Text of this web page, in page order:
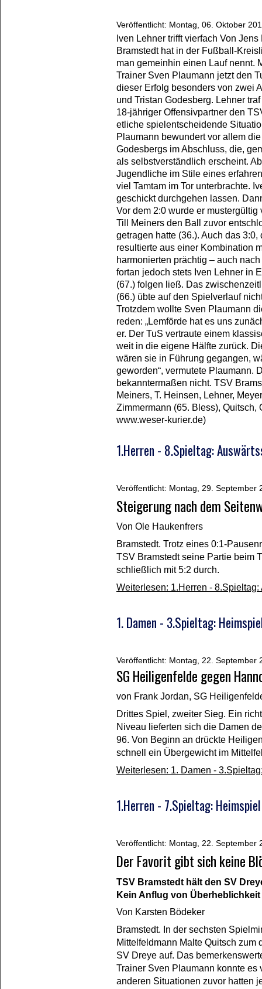
Veröffentlicht: Montag, 06. Oktober
Iven Lehner trifft vierfach Von
Bramstedt hat in der Fußball-
man gemeinhin einen Lauf nennt.
Trainer Sven Plaumann jetzt den
dieser Erfolg besonders von zwei
und Tristan Godesberg. Lehner
18-jähriger Offensivpartner den
etliche spielentscheidende
Plaumann bewundert vor allem
Godesbergs im Abschluss, die,
als selbstverständlich erscheint.
Jugendliche im Stile eines
viel Tamtam im Tor unterbrachte.
geschickt durchgehen lassen.
Vor dem 2:0 wurde er
Till Meiners den Ball zuvor
getragen hatte (36.). Auch das
resultierte aus einer Kombination
harmonierten prächtig – auch
fortan jedoch stets Iven Lehner in
(67.) folgen ließ. Das
(66.) übte auf den Spielverlauf
Trotzdem wollte Sven Plaumann
reden: „Lemförde hat es uns
er. Der TuS vertraute einem
weit in die eigene Hälfte zurück.
wären sie in Führung gegangen,
geworden“, vermutete Plaumann.
bekanntermaßen nicht. TSV
Meiners, T. Heinsen, Lehner,
Zimmermann (65. Bless), Quitsch,
www.weser-kurier.de)
1.Herren - 8.Spieltag:
Veröffentlicht: Montag, 29. September
Steigerung nach dem
Von Ole Haukenfrers
Bramstedt. Trotz eines 0:1-
TSV Bramstedt seine Partie beim
schließlich mit 5:2 durch.
Weiterlesen: 1.Herren -
1. Damen - 3.Spieltag:
Veröffentlicht: Montag, 22. September
SG Heiligenfelde gegen
von Frank Jordan, SG
Drittes Spiel, zweiter Sieg. Ein
Niveau lieferten sich die Damen
96. Von Beginn an drückte
schnell ein Übergewicht im
Weiterlesen: 1. Damen -
1.Herren - 7.Spieltag:
Veröffentlicht: Montag, 22. September
Der Favorit gibt sich keine
TSV Bramstedt hält den SV
Kein Anflug von Überheblichkeit
Von Karsten Bödeker
Bramstedt. In der sechsten
Mittelfeldmann Malte Quitsch zum
SV Dreye auf. Das
Trainer Sven Plaumann konnte
anderen Situationen zuvor hatten